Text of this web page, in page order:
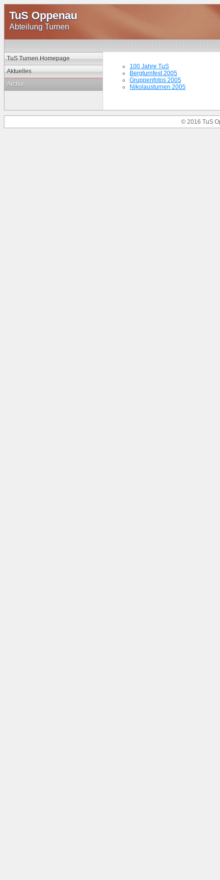
TuS Oppenau
Abteilung Turnen
TuS Turnen Homepage
Aktuelles
Archiv
100 Jahre TuS
Bergturnfest 2005
Gruppenfotos 2005
Nikolausturnen 2005
© 2016 TuS